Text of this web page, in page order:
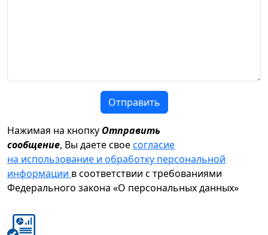
Отправить
Нажимая на кнопку Отправить
сообщение, Вы даете своесогласие
на использование и обработку персональной
информации в соответствии с требованиями
Федерального закона «О персональных данных»